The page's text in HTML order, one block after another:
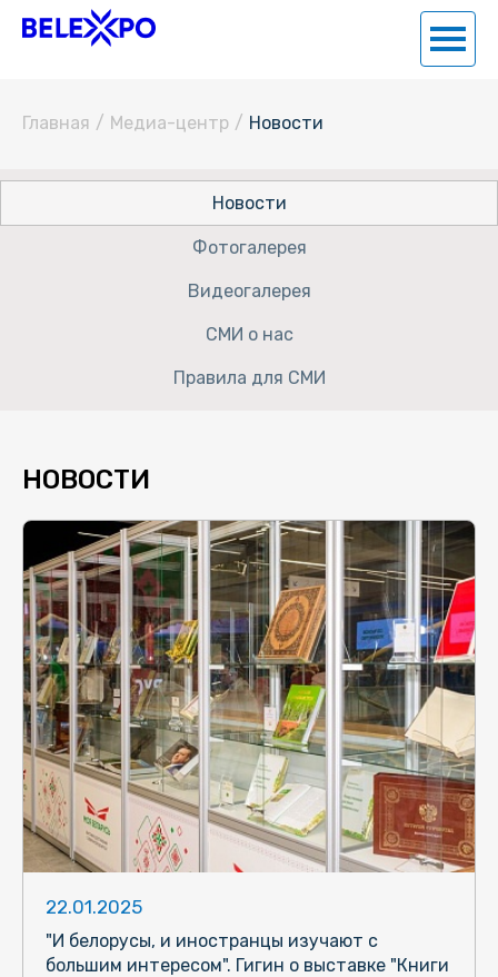
Главная / Медиа-центр / Новости
Новости
Фотогалерея
Видеогалерея
СМИ о нас
Правила для СМИ
НОВОСТИ
22.01.2025
"И белорусы, и иностранцы изучают с
большим интересом". Гигин о выставке "Книги